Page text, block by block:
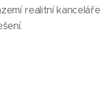
realitní